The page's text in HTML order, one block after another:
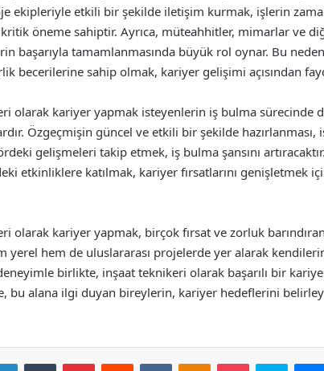
ekipleriyle etkili bir şekilde iletişim kurmak, işlerin
öneme sahiptir. Ayrıca, müteahhitler, mimarlar ve
başarıyla tamamlanmasında büyük rol oynar. Bu
becerilerine sahip olmak, kariyer gelişimi açısından
olarak kariyer yapmak isteyenlerin iş bulma sürecinde
Özgeçmişin güncel ve etkili bir şekilde
gelişmeleri takip etmek, iş bulma şansını
etkinliklere katılmak, kariyer fırsatlarını genişletmek
olarak kariyer yapmak, birçok fırsat ve zorluk
yerel hem de uluslararası projelerde yer alarak
birlikte, inşaat teknikeri olarak başarılı bir
bu alana ilgi duyan bireylerin, kariyer hedeflerini
LinkedInTumblr PinterestReddit VKontakteOdnoklassniki
Pocket Skype